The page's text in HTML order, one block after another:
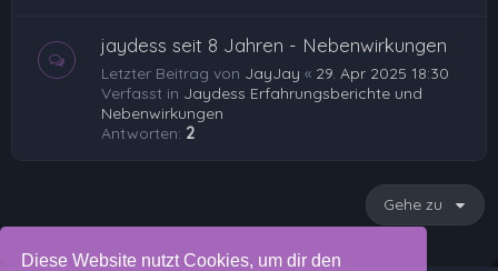
Diese Website nutzt Cookies, um dir den
jaydess seit 8 Jahren - Nebenwirkungen
Letzter Beitrag von JayJay « 29. Apr 2025 18:30
Verfasst in Jaydess Erfahrungsberichte und
Nebenwirkungen
Antworten: 2
Gehe zu